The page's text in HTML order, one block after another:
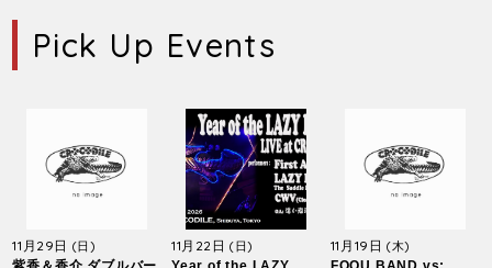
Pick Up Events
11月29日 (日)
11月22日(日)
11月19日 (木)